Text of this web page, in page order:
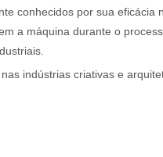
uma variedade de tubos
conhecidos por sua eficácia
a máquina durante o
indústrias criativas e